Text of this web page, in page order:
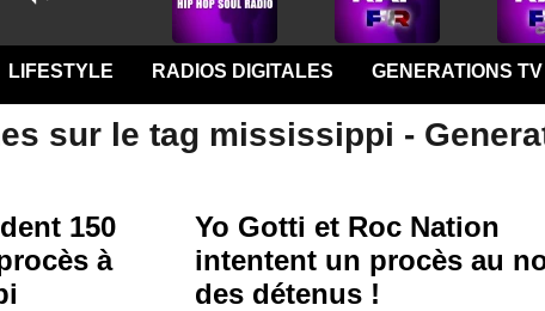
LIFESTYLE RADIOS DIGITALES GENERATIONS TV
sur le tag mississippi -
150
à
Yo Gotti et Roc Nation
intentent un procès au
des détenus !